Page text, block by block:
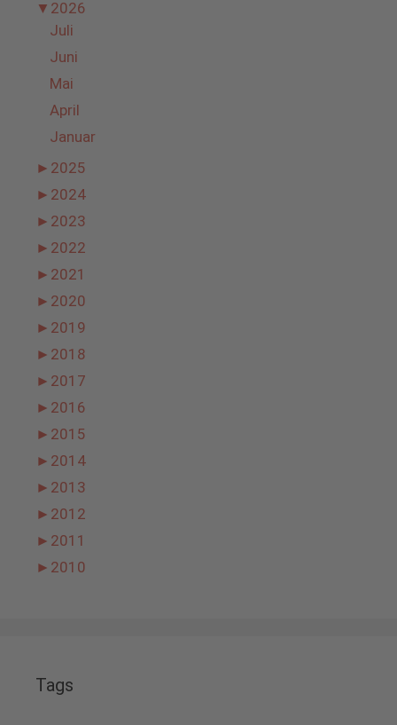
▼ 2026
Juli
Juni
Mai
April
Januar
► 2025
► 2024
► 2023
► 2022
► 2021
► 2020
► 2019
► 2018
► 2017
► 2016
► 2015
► 2014
► 2013
► 2012
► 2011
► 2010
Tags